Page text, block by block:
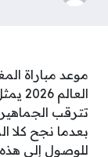
موعد مباراة
تترقب الجماهير
بعدما نجح كلا
للوصول إلى